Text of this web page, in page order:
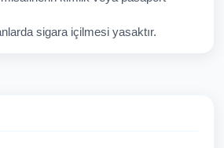
sigara içilmesi yasaktır.